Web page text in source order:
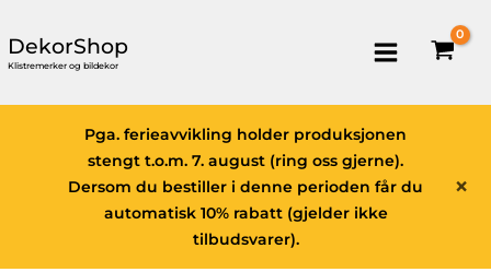
DekorShop
Klistremerker og bildekor
×
Pga. ferieavvikling holder produksjonen
stengt t.o.m. 7. august (ring oss gjerne).
Dersom du bestiller i denne perioden får du
automatisk 10% rabatt (gjelder ikke
tilbudsvarer).